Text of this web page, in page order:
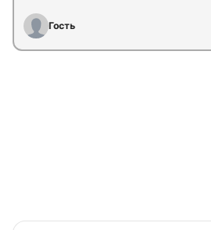
Гость